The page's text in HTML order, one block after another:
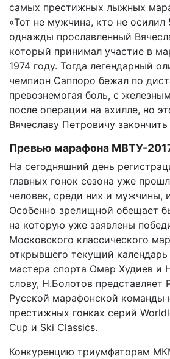
самых престижных лыжных
«Тот не мужчина, кто не осилил
однажды прославленный
который принимал участие в
1974 году. Тогда легендарный
чемпион Саппоро бежал по
превознемогая боль, с
после операции на ахилле, но
Вячеславу Петровичу
Превью марафона МВТУ-
На сегодняшний день
главных гонок сезона уже
человек, среди них и мужчины,
Особенно зрелищной обещает
на которую уже заявлены
Московского классического
открывшего текущий
мастера спорта Омар Худиев и
слову, Н.Болотов представляет
Русской марафонской команды
престижных гонках серий
Cup и Ski Classics.
Конкуренцию триумфаторам